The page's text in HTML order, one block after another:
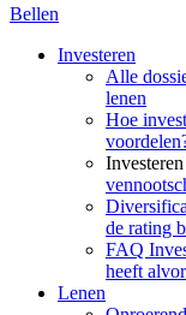
Bellen
Investeren
Alle
lenen
Hoe
de rating
FAQ
heeft
Lenen